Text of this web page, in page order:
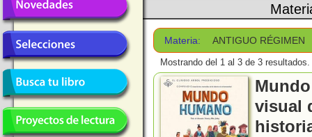
Materia: ANTIGUO RÉGIMEN
Mostrando del 1 al 3 de 3 resultados.
visual